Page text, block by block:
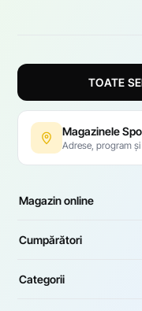
TOATE
Magazinele
Adrese, program
Magazin online
Cumpărători
Categorii